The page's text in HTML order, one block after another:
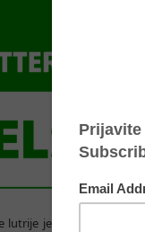
lutrije jeste da svoju